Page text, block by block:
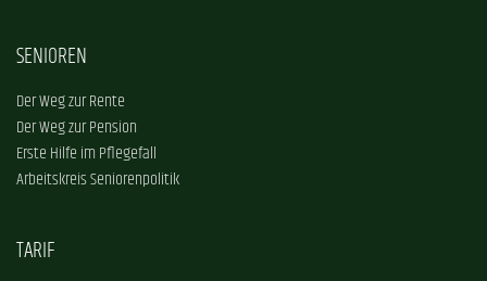
SENIOREN
Der Weg zur Rente
Der Weg zur Pension
Erste Hilfe im Pflegefall
Arbeitskreis Seniorenpolitik
TARIF